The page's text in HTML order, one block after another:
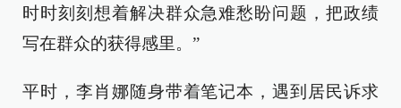
时时刻刻想着解决群众急难愁盼问题，把政绩
写在群众的获得感里。”
平时，李肖娜随身带着笔记本，遇到居民诉求